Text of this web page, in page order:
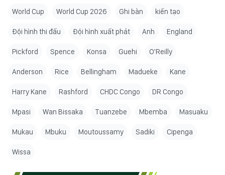
World Cup World Cup 2026 Ghi bàn kiến tạo
Đội hình thi đấu Đội hình xuất phát Anh England
Pickford Spence Konsa Guehi O'Reilly
Anderson Rice Bellingham Madueke Kane
Harry Kane Rashford CHDC Congo DR Congo
Mpasi Wan Bissaka Tuanzebe Mbemba Masuaku
Mukau Mbuku Moutoussamy Sadiki Cipenga
Wissa